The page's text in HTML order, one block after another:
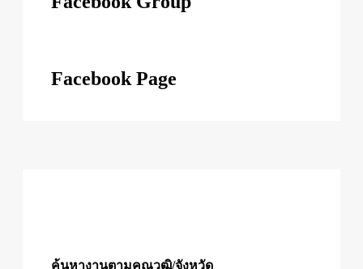
Facebook Page
ค้นหางานตามคุณวุฒิ/จังหวัด